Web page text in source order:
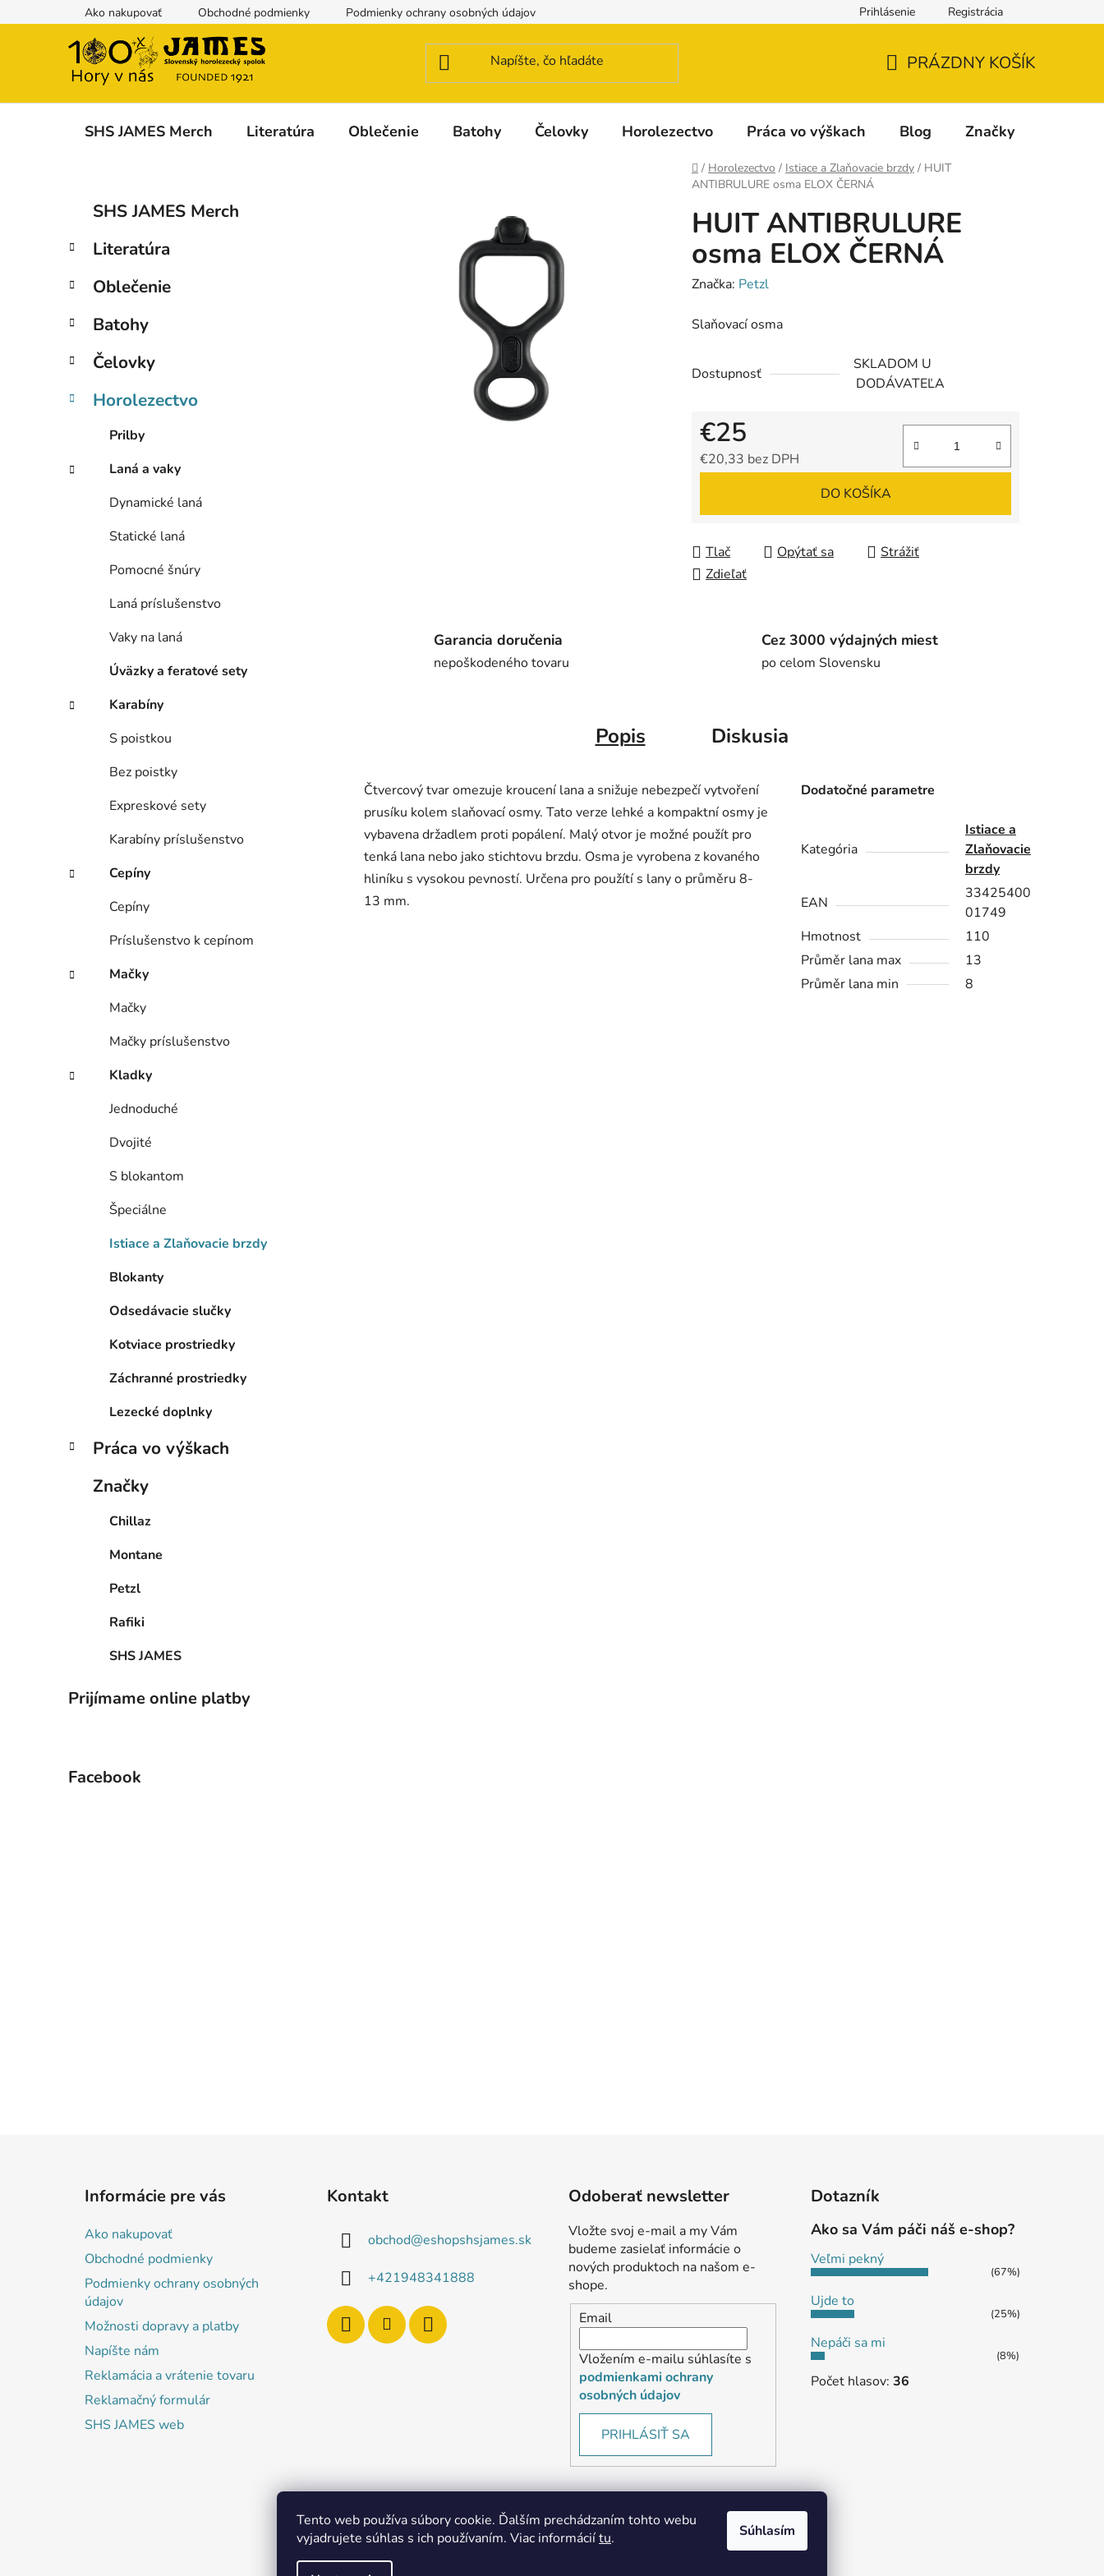
Tento web používa súbory cookie. Ďalším prechádzaním tohto webu
vyjadrujete súhlas s ich používaním. Viac informáciítu. Súhlasím
na
Ako nakupovať Obchodné podmienky Podmienky ochrany osobných údajov Reklamácia a vrátenie tovaru
Prihlásenie Registrácia
KOŠÍK
PRÁZDNY KOŠÍK
SHS JAMES Merch Literatúra Oblečenie Batohy Čelovky Horolezectvo Práca vo výškach Blog Značky
Domov
/ Horolezectvo / Istiace a Zlaňovacie brzdy / HUIT
ANTIBRULURE osma ELOX ČERNÁ
č
ý
a
n
e
l
Preskočiť
kategórie
e
ó
i
SHS JAMES Merch
Literatúra
Oblečenie
Batohy
Čelovky
Horolezectvo
Prilby
Laná a vaky
Dynamické laná
Statické laná
Pomocné šnúry
Laná príslušenstvo
Vaky na laná
Úväzky a feratové sety
Karabíny
S poistkou
Bez poistky
Expreskové sety
Karabíny príslušenstvo
Cepíny
Cepíny
Príslušenstvo k cepínom
Mačky
Mačky
Mačky príslušenstvo
Kladky
Jednoduché
Dvojité
S blokantom
Špeciálne
Istiace a Zlaňovacie brzdy
Blokanty
Odsedávacie slučky
Kotviace prostriedky
Záchranné prostriedky
Lezecké doplnky
Práca vo výškach
Značky
Chillaz
Montane
Petzl
Rafiki
SHS JAMES
Prijímame online platby
Facebook
HUIT ANTIBRULURE
osma ELOX ČERNÁ
Značka: Petzl
Slaňovací osma
Dostupnosť
SKLADOM U
DODÁVATEĽA
€25
€20,33 bez DPH
DO KOŠÍKA
Tlač Opýtať sa
Strážiť
Zdieľať
Garancia doručenia
nepoškodeného tovaru
Cez 3000 výdajných miest
po celom Slovensku
Popis Diskusia
Čtvercový tvar omezuje kroucení lana a snižuje nebezpečí vytvoření
prusíku kolem slaňovací osmy. Tato verze lehké a kompaktní osmy je
vybavena držadlem proti popálení. Malý otvor je možné použít pro
tenká lana nebo jako stichtovu brzdu. Osma je vyrobena z kovaného
hliníku s vysokou pevností. Určena pro použítí s lany o průměru 8-
13 mm.
Dodatočné parametre
Kategória
Istiace a
Zlaňovacie
brzdy
EAN
33425400
01749
Hmotnost
110
Průměr lana max
13
Průměr lana min
8
Informácie pre vás
Ako nakupovať
Obchodné podmienky
Podmienky ochrany osobných
údajov
Možnosti dopravy a platby
Napíšte nám
Reklamácia a vrátenie tovaru
Reklamačný formulár
SHS JAMES web
Kontakt
obchod@eshopshsjames.sk
+421948341888
Odoberať newsletter
Vložte svoj e-mail a my Vám
budeme zasielať informácie o
nových produktoch na našom e-
shope.
Email
Vložením e-mailu súhlasíte s
podmienkami ochrany
osobných údajov
PRIHLÁSIŤ SA
Dotazník
Ako sa Vám páči náš e-shop?
Veľmi pekný
(67%)
Ujde to
(25%)
Nepáči sa mi
(8%)
Počet hlasov: 36
MôjPrvýEshop.sk Shoptet.sk